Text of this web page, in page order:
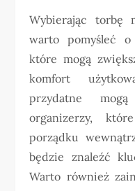
Wybierając torbę
warto pomyśleć o
które mogą
komfort
przydatne
organizerzy,
porządku
będzie znaleźć
Warto również